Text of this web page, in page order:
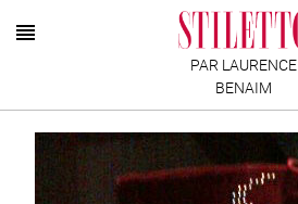
PAR LAURENCE
BENAIM